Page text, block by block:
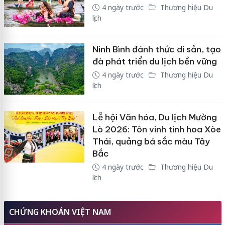
4 ngày trước
Thương hiệu Du
lịch
Ninh Bình đánh thức di sản, tạo
đà phát triển du lịch bền vững
4 ngày trước
Thương hiệu Du
lịch
Lễ hội Văn hóa, Du lịch Mường
Lò 2026: Tôn vinh tinh hoa Xòe
Thái, quảng bá sắc màu Tây
Bắc
4 ngày trước
Thương hiệu Du
lịch
CHỨNG KHOÁN VIỆT NAM